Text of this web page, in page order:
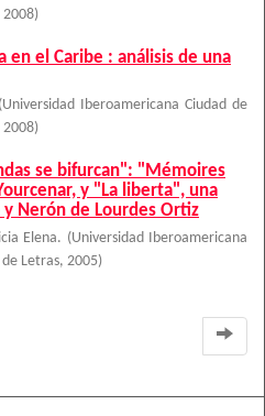
2008)
el Caribe : análisis de una
(Universidad Iberoamericana Ciudad de
2008)
se bifurcan": "Mémoires
y "La liberta", una
Nerón de Lourdes Ortiz
Elena. (Universidad Iberoamericana
Letras, 2005)